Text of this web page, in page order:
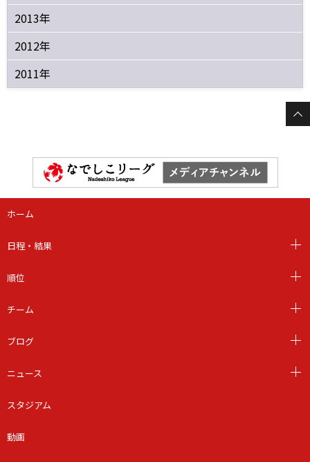
2013年
2012年
2011年
ホーム
日程・結果
順位
チーム
ブログ
ニュース
スタジアム
動画